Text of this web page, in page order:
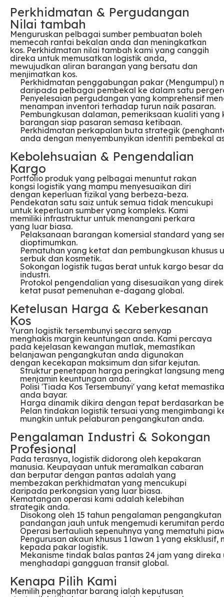
Perkhidmatan & Pergudangan
Nilai tambah
Menguruskan pelbagai sumber pembuatan boleh
memecah rantai bekalan anda dan meningkatkan
kos. Perkhidmatan nilai tambah kami yang canggih
direka untuk memusatkan logistik anda,
mewujudkan aliran barangan yang bersatu dan
menjimatkan kos.
Perkhidmatan penggabungan pakar
daripada pelbagai pembekal ke dalam satu
Penyelesaian pergudangan yang komprehensif
menampan inventori terhadap turun naik pasaran.
Pembungkusan dalaman, pemeriksaan kualiti
barangan siap pasaran semasa ketibaan.
Perkhidmatan perkapalan buta strategik
anda dengan menyembunyikan identiti pembekal
Kebolehsuaian & Pengendalian
Kargo
Portfolio produk yang pelbagai menuntut rakan
kongsi logistik yang mampu menyesuaikan diri
dengan keperluan fizikal yang berbeza-beza.
Pendekatan satu saiz untuk semua tidak mencukupi
untuk keperluan sumber yang kompleks. Kami
memiliki infrastruktur untuk menangani perkara
yang luar biasa.
Pelaksanaan barangan komersial standard yang
dioptimumkan.
Pematuhan yang ketat dan pembungkusan khusus
serbuk dan kosmetik.
Sokongan logistik tugas berat untuk kargo besar
industri.
Protokol pengendalian yang disesuaikan yang
ketat pusat pemenuhan e-dagang global.
Ketelusan Harga & Keberkesanan
Kos
Yuran logistik tersembunyi secara senyap
menghakis margin keuntungan anda. Kami percaya
pada kejelasan kewangan mutlak, memastikan
belanjawan pengangkutan anda digunakan
dengan kecekapan maksimum dan sifar kejutan.
Struktur penetapan harga peringkat langsung
menjamin keuntungan anda.
Polisi 'Tiada Kos Tersembunyi' yang ketat
anda bayar.
Harga dinamik dikira dengan tepat berdasarkan
Pelan tindakan logistik tersuai yang mengimbangi
mungkin untuk pelaburan pengangkutan anda.
Pengalaman Industri & Sokongan
Profesional
Pada terasnya, logistik didorong oleh kepakaran
manusia. Keupayaan untuk meramalkan cabaran
dan berputar dengan pantas adalah yang
membezakan perkhidmatan yang mencukupi
daripada perkongsian yang luar biasa.
Kematangan operasi kami adalah kelebihan
strategik anda.
Disokong oleh 15 tahun pengalaman
pandangan jauh untuk mengemudi kerumitan
Operasi bertauliah sepenuhnya yang mematuhi
Pengurusan akaun khusus 1 lawan 1 yang
kepada pakar logistik.
Mekanisme tindak balas pantas 24 jam yang
menghadapi gangguan transit global.
Kenapa Pilih Kami
Memilih penghantar barang ialah keputusan